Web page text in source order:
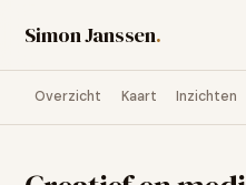
Simon Janssen.
Overzicht Kaart Inzichten